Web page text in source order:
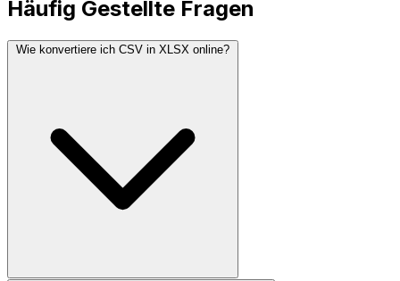
Häufig Gestellte Fragen
Wie konvertiere ich CSV in XLSX online?